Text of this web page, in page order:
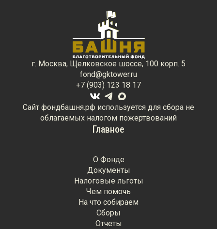
Главное
О Фонде
Документы
Налоговые льготы
Чем помочь
На что собираем
Сборы
Отчеты
г. Москва, Щелковское шоссе, 100 корп. 5
fond@gktower.ru
+7 (903) 123 18 17
Сайт фондбашня.рф используется для сбора не
облагаемых налогом пожертвований